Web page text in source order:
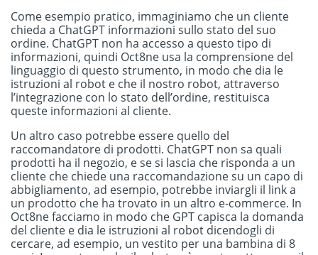
Come esempio pratico, immaginiamo che un cliente
chieda a ChatGPT informazioni sullo stato del suo
ordine. ChatGPT non ha accesso a questo tipo di
informazioni, quindi Oct8ne usa la comprensione del
linguaggio di questo strumento, in modo che dia le
istruzioni al robot e che il nostro robot, attraverso
l’integrazione con lo stato dell’ordine, restituisca
queste informazioni al cliente.
Un altro caso potrebbe essere quello del
raccomandatore di prodotti. ChatGPT non sa quali
prodotti ha il negozio, e se si lascia che risponda a un
cliente che chiede una raccomandazione su un capo di
abbigliamento, ad esempio, potrebbe inviargli il link a
un prodotto che ha trovato in un altro e-commerce. In
Oct8ne facciamo in modo che GPT capisca la domanda
del cliente e dia le istruzioni al robot dicendogli di
cercare, ad esempio, un vestito per una bambina di 8